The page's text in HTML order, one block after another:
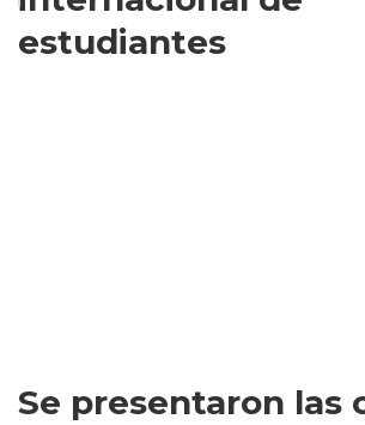
estudiantes
Se presentaron las